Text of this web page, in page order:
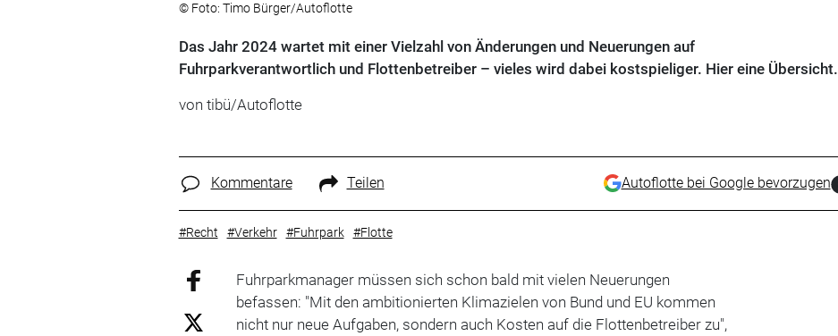
© Foto: Timo Bürger/Autoflotte
Das Jahr 2024 wartet mit einer Vielzahl von Änderungen und Neuerungen auf
Fuhrparkverantwortlich und Flottenbetreiber – vieles wird dabei kostspieliger. Hier eine Übersicht.
von tibü/Autoflotte
Kommentare Teilen Autoflotte bei Google bevorzugen
#Recht #Verkehr #Fuhrpark #Flotte
Fuhrparkmanager müssen sich schon bald mit vielen Neuerungen
befassen: "Mit den ambitionierten Klimazielen von Bund und EU kommen
nicht nur neue Aufgaben, sondern auch Kosten auf die Flottenbetreiber zu",